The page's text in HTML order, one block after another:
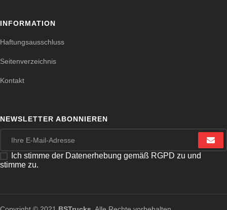
INFORMATION
Haftungsausschluss
Seitenverzeichnis
Kontakt
NEWSLETTER ABONNIEREN
Ich stimme der Datenerhebung gemäß RGPD zu und
stimme zu.